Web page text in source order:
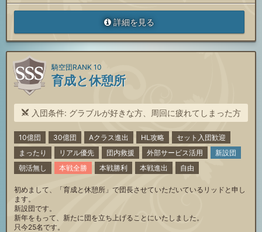
詳細を見る
育成と休憩所
騎空団RANK 10
入団条件: グラブルが好きな方、周回に疲れてしまった方
10億団 30億団 Aクラス進出 HL攻略
セット入団歓迎
まったり
リアル優先 団内救援 外部サービス活用
新設団
朝活無し
本戦全勝 本戦勝利 本戦進出 自由
初めまして、「育成と休憩所」で団長させていただいているリッドと申し
ます。
新設団です。
新年をもって、新たに団を立ち上げることにいたしました。
只今25名です。